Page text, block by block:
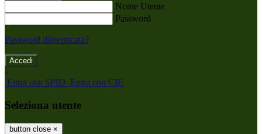
Nome Utente
Password
Password dimenticata?
-
Entra con SPID Entra con CIE
Seleziona utente
button close ×